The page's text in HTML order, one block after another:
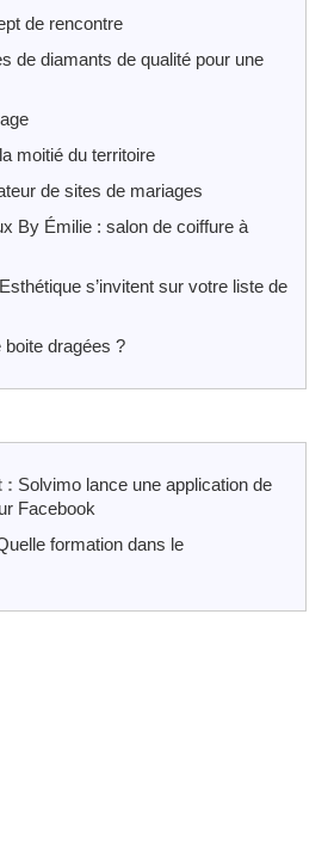
de rencontre
de diamants de qualité pour une
moitié du territoire
de sites de mariages
By Émilie : salon de coiffure à
s’invitent sur votre liste de
boite dragées ?
: Solvimo lance une application de
Facebook
formation dans le